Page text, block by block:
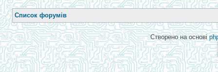
Список форумів
Створено на основі